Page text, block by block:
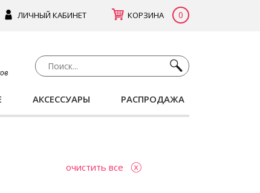
ЛИЧНЫЙ КАБИНЕТ КОРЗИНА 0
АКСЕССУАРЫ РАСПРОДАЖА
очистить все